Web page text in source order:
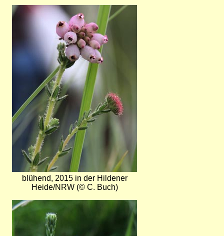
Bild
blühend, 2015 in der Hildener
Heide/NRW (© C. Buch)
Bild